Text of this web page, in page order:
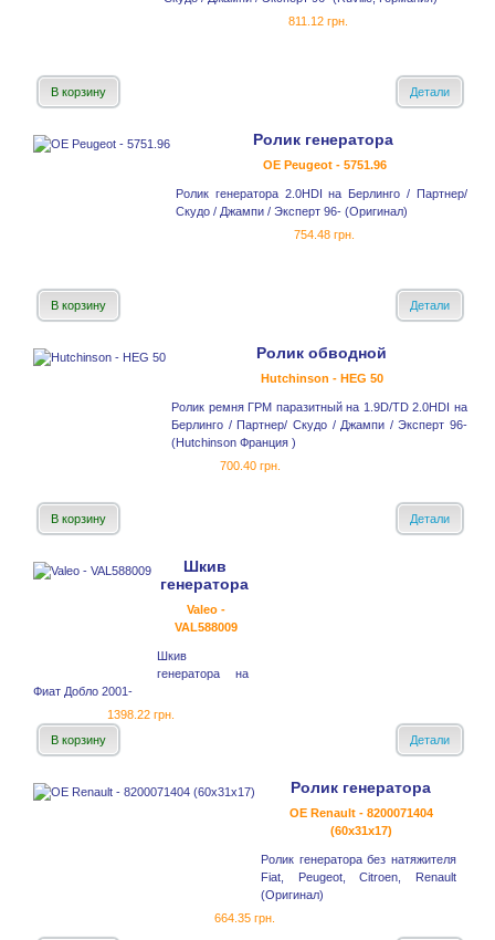
811.12 грн.
В корзину Детали
Ролик генератора
OE Peugeot - 5751.96
Ролик генератора 2.0HDI на Берлинго / Партнер/
Скудо / Джампи / Эксперт 96- (Оригинал)
754.48 грн.
В корзину Детали
Ролик обводной
Hutchinson - HEG 50
Ролик ремня ГРМ паразитный на 1.9D/TD 2.0HDI на
Берлинго / Партнер/ Скудо / Джампи / Эксперт 96-
(Hutchinson Франция )
700.40 грн.
В корзину Детали
Шкив
генератора
Valeo -
VAL588009
Шкив
генератора на
Фиат Добло 2001-
1398.22 грн.
В корзину
Детали
Ролик генератора
OE Renault - 8200071404
(60x31x17)
Ролик генератора без натяжителя
Fiat, Peugeot, Citroen, Renault
(Оригинал)
664.35 грн.